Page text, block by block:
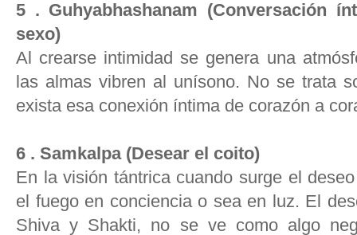
5 . Guhyabhashanam (Conversación
sexo)
Al crearse intimidad se genera una
las almas vibren al unísono. No se trata
exista esa conexión íntima de corazón a
6 . Samkalpa (Desear el coito)
En la visión tántrica cuando surge el
el fuego en conciencia o sea en luz. El
Shiva y Shakti, no se ve como algo